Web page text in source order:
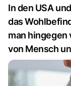
In den USA
das
man hingegen
von Mensch